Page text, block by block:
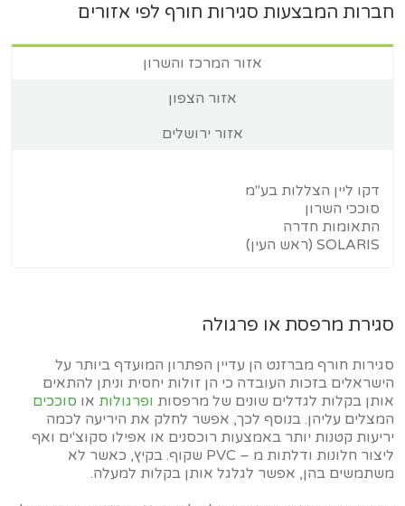
חברות המבצעות סגירות חורף לפי אזורים
אזור המרכז והשרון
אזור הצפון
אזור ירושלים
דקו ליין הצללות בע"מ
סוככי השרון
התאומות חדרה
SOLARIS (ראש העין)
סגירת מרפסת או פרגולה
סגירות חורף מברזנט הן עדיין הפתרון המועדף ביותר על
הישראלים בזכות העובדה כי הן זולות יחסית וניתן להתאים
אותן בקלות לגדלים שונים של מרפסות ופרגולות או סוככים
המצלים עליהן. בנוסף לכך, אפשר לחלק את היריעה לכמה
יריעות קטנות יותר באמצעות רוכסנים או אפילו סקוצ'ים ואף
ליצור חלונות ודלתות מ – PVC שקוף. בקיץ, כאשר לא
משתמשים בהן, אפשר לגלגל אותן בקלות למעלה.